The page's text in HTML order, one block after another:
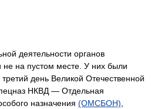
деятельности органов
не на пустом месте. У них были
день Великой Отечественной
НКВД — Отдельная
назначения (ОМСБОН)